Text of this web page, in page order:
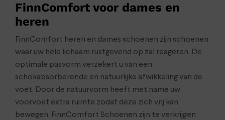
FinnComfort voor dames en
heren
FinnComfort heren en dames schoenen zijn schoenen
waar uw hele lichaam rustgevend op zal reageren. De
optimale pasvorm verzekert u van een
schokabsorberende en natuurlijke afwikkeling van de
voet. Door de natuurvorm heeft met name uw
voorvoet extra ruimte zodat deze zich vrij kan
bewegen. FinnComfort Schoenen zijn te verkrijgen